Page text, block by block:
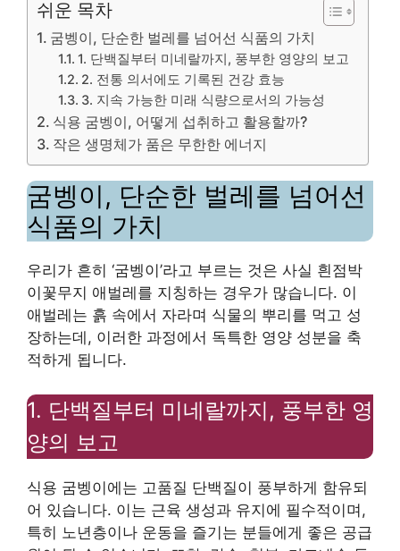
쉬운 목차
굼벵이, 단순한 벌레를 넘어선 식품의 가치
1. 단백질부터 미네랄까지, 풍부한 영양의 보고
2. 전통 의서에도 기록된 건강 효능
3. 지속 가능한 미래 식량으로서의 가능성
식용 굼벵이, 어떻게 섭취하고 활용할까?
작은 생명체가 품은 무한한 에너지
굼벵이, 단순한 벌레를 넘어선
식품의 가치
우리가 흔히 ‘굼벵이’라고 부르는 것은 사실 흰점박
이꽃무지 애벌레를 지칭하는 경우가 많습니다. 이
애벌레는 흙 속에서 자라며 식물의 뿌리를 먹고 성
장하는데, 이러한 과정에서 독특한 영양 성분을 축
적하게 됩니다.
1. 단백질부터 미네랄까지, 풍부한 영
양의 보고
식용 굼벵이에는 고품질 단백질이 풍부하게 함유되
어 있습니다. 이는 근육 생성과 유지에 필수적이며,
특히 노년층이나 운동을 즐기는 분들에게 좋은 공급